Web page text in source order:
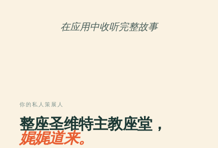
在应用中收听完整故事
你的私人策展人
整座圣维特主教座堂，
娓娓道来。